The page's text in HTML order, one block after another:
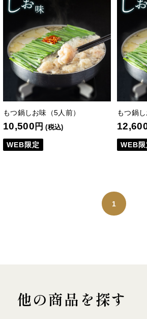
もつ鍋しお味（5人前）
10,500 円 (税込)
WEB限定
もつ鍋
WEB限
1
他の商品を探す